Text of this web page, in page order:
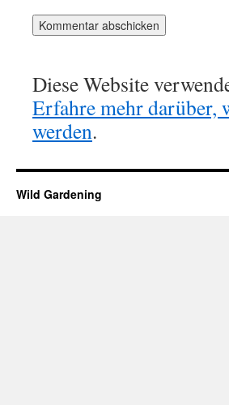
Diese Website
Erfahre mehr darüber,
werden.
Wild Gardening